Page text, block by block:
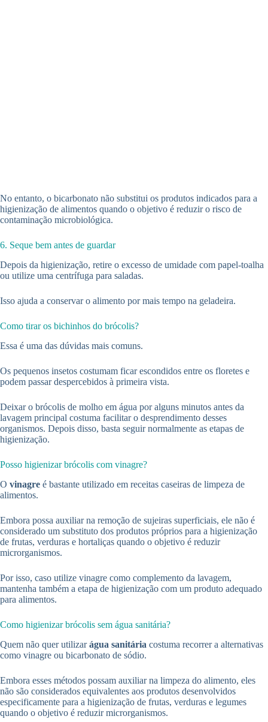
No entanto, o bicarbonato não substitui os produtos indicados para a
higienização de alimentos quando o objetivo é reduzir o risco de
contaminação microbiológica.
6. Seque bem antes de guardar
Depois da higienização, retire o excesso de umidade com papel-toalha
ou utilize uma centrífuga para saladas.
Isso ajuda a conservar o alimento por mais tempo na geladeira.
Como tirar os bichinhos do brócolis?
Essa é uma das dúvidas mais comuns.
Os pequenos insetos costumam ficar escondidos entre os floretes e
podem passar despercebidos à primeira vista.
Deixar o brócolis de molho em água por alguns minutos antes da
lavagem principal costuma facilitar o desprendimento desses
organismos. Depois disso, basta seguir normalmente as etapas de
higienização.
Posso higienizar brócolis com vinagre?
O vinagre é bastante utilizado em receitas caseiras de limpeza de
alimentos.
Embora possa auxiliar na remoção de sujeiras superficiais, ele não é
considerado um substituto dos produtos próprios para a higienização
de frutas, verduras e hortaliças quando o objetivo é reduzir
microrganismos.
Por isso, caso utilize vinagre como complemento da lavagem,
mantenha também a etapa de higienização com um produto adequado
para alimentos.
Como higienizar brócolis sem água sanitária?
Quem não quer utilizarágua sanitária costuma recorrer a alternativas
como vinagre ou bicarbonato de sódio.
Embora esses métodos possam auxiliar na limpeza do alimento, eles
não são considerados equivalentes aos produtos desenvolvidos
especificamente para a higienização de frutas, verduras e legumes
quando o objetivo é reduzir microrganismos.